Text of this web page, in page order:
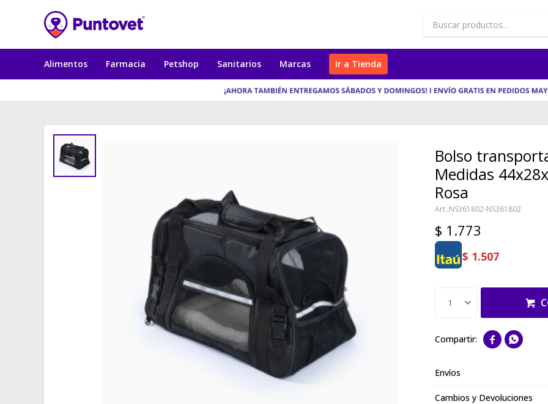
Alimentos Farmacia Petshop Sanitarios Marcas Ir a Tienda
Bolso
Medidas
Rosa
NS361802-NS361802
$ 1.773
$ 1.507
1
 
Envíos
Cambios y Devoluciones